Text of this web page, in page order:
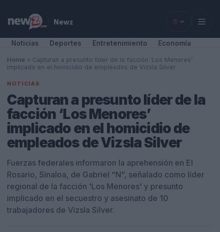
Newz
Noticias Deportes Entretenimiento Economía
Home » Capturan a presunto líder de la facción ‘Los Menores’
implicado en el homicidio de empleados de Vizsla Silver
NOTICIAS
Capturan a presunto líder de la
facción ‘Los Menores’
implicado en el homicidio de
empleados de Vizsla Silver
Fuerzas federales informaron la aprehensión en El
Rosario, Sinaloa, de Gabriel “N”, señalado como líder
regional de la facción 'Los Menores' y presunto
implicado en el secuestro y asesinato de 10
trabajadores de Vizsla Silver.